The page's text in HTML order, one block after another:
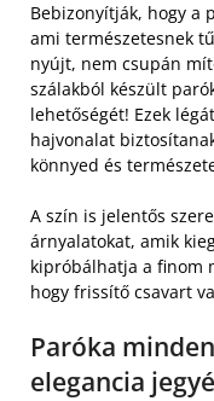
Bebizonyítják, hogy a
ami természetesnek
nyújt, nem csupán
szálakból készült
lehetőségét! Ezek
hajvonalat
könnyed és
A szín is jelentős
árnyalatokat, amik
kipróbálhatja a finom
hogy frissítő csavart
Paróka
elegancia